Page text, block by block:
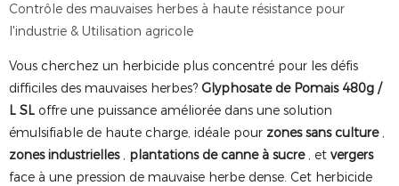
Contrôle des mauvaises herbes à haute résistance pour
l'industrie & Utilisation agricole
Vous cherchez un herbicide plus concentré pour les défis
difficiles des mauvaises herbes? Glyphosate de Pomais 480g /
L SL offre une puissance améliorée dans une solution
émulsifiable de haute charge, idéale pour zones sans culture ,
zones industrielles , plantations de canne à sucre , et vergers
face à une pression de mauvaise herbe dense. Cet herbicide